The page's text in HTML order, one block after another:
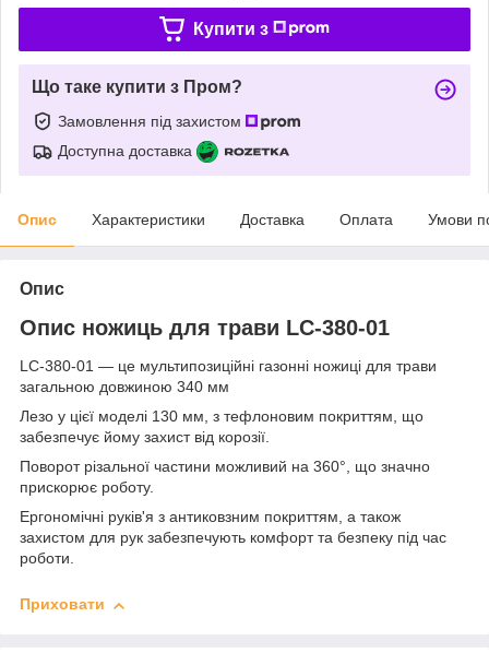
Купити з
Що таке купити з Пром?
Замовлення під захистом
Доступна доставка
Опис Характеристики Доставка Оплата Умови
Опис
Опис ножиць для трави LC-380-01
LC-380-01 — це мультипозиційні газонні ножиці для трави
загальною довжиною 340 мм
Лезо у цієї моделі 130 мм, з тефлоновим покриттям, що
забезпечує йому захист від корозії.
Поворот різальної частини можливий на 360°, що значно
прискорює роботу.
Ергономічні руків'я з антиковзним покриттям, а також
захистом для рук забезпечують комфорт та безпеку під час
роботи.
Приховати